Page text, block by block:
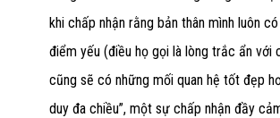
khi chấp nhận rằng bản thân mình luôn
điểm yếu (điều họ gọi là lòng trắc ẩn với
cũng sẽ có những mối quan hệ tốt đẹp
duy đa chiều”, một sự chấp nhận đầy